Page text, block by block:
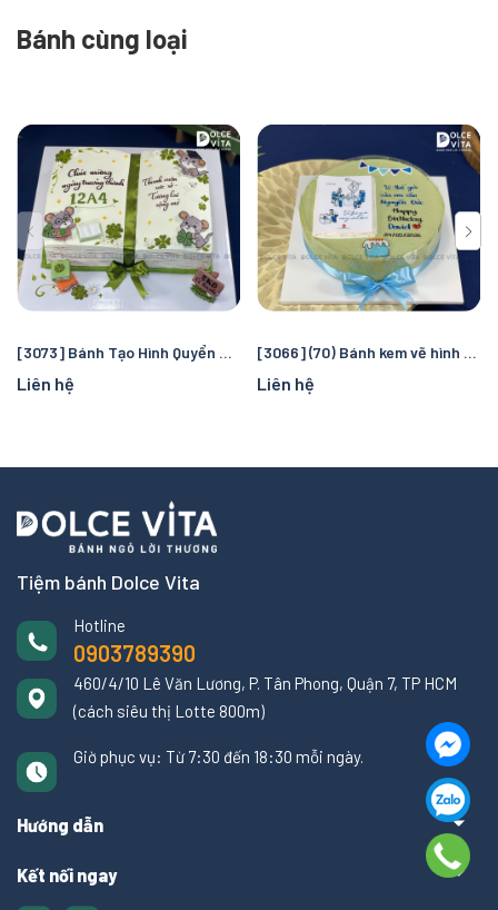
Bánh cùng loại
[3073] Bánh Tạo Hình Quyển Sách – Tri Ân, Chúc Mừng & Kỷ Niệm
Liên hệ
[3066] (70) Bánh kem vẽ hình quyển sách - quà tặng tinh tế đầy tâm ý.
Liên hệ
Tiệm bánh Dolce Vita
Hotline
0903789390
460/4/10 Lê Văn Lương, P. Tân Phong, Quận 7, TP HCM
(cách siêu thị Lotte 800m)
Giờ phục vụ: Từ 7:30 đến 18:30 mỗi ngày.
Hướng dẫn
Kết nối ngay